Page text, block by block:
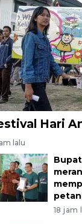
Hari
lalu
18 jam